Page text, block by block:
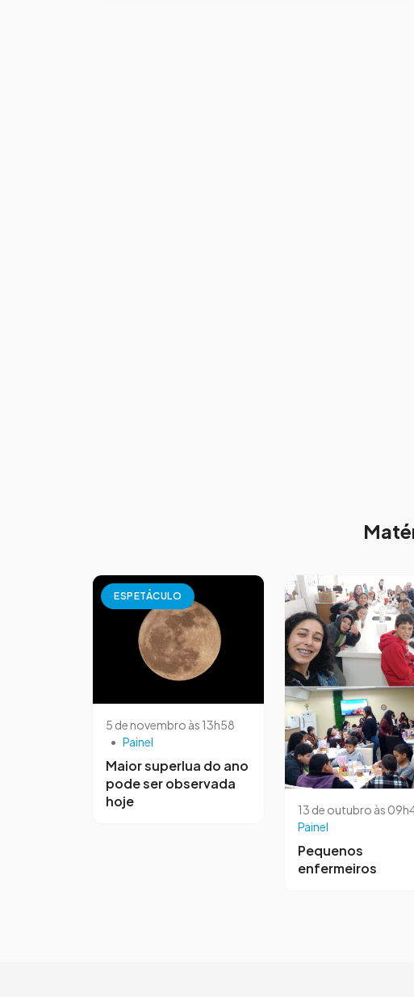
ESPETÁCULO
5 de novembro às 13h58
• Painel
Maior superlua do ano
pode ser observada
hoje
13 de outubro às
Painel
Pequenos
enfermeiros